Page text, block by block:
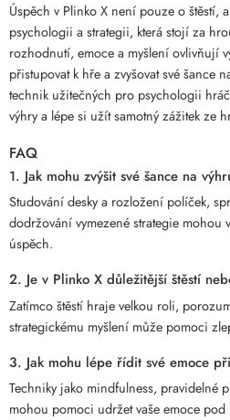
Úspěch v Plinko X není pouze o štěstí,
psychologii a strategii, která stojí za
rozhodnutí, emoce a myšlení ovlivňují
přistupovat k hře a zvyšovat své šance
technik užitečných pro psychologii
výhry a lépe si užít samotný zážitek ze
FAQ
1. Jak mohu zvýšit své šance na
Studování desky a rozložení políček,
dodržování vymezené strategie mohou
úspěch.
2. Je v Plinko X důležitější štěstí
Zatímco štěstí hraje velkou roli,
strategickému myšlení může pomoci
3. Jak mohu lépe řídit své emoce
Techniky jako mindfulness, pravidelné
mohou pomoci udržet vaše emoce pod